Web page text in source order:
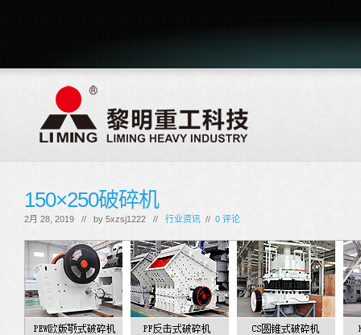
150×250破碎机
2月 28, 2019 // by 5xzsj1222 // 行业资讯 // 0 评论